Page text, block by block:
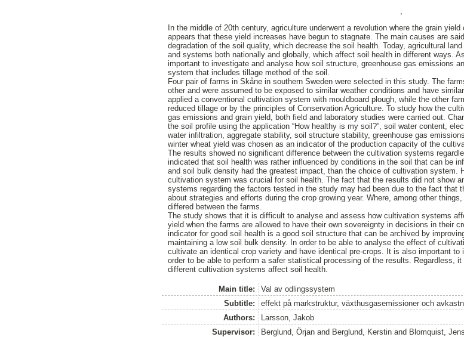
In the middle of 20th century, agriculture underwent a revolution where the grain
appears that these yield increases have begun to stagnate. The main causes are
degradation of the soil quality, which decrease the soil health. Today, agricultural
and systems both nationally and globally, which affect soil health in different ways.
important to investigate and analyse how soil structure, greenhouse gas emissions
system that includes tillage method of the soil.
Four pair of farms in Skåne in southern Sweden were selected in this study. The
other and were assumed to be exposed to similar weather conditions and have
applied a conventional cultivation system with mouldboard plough, while the other
reduced tillage or by the principles of Conservation Agriculture. To study how the
gas emissions and grain yield, both field and laboratory studies were carried out.
the soil profile using the application “How healthy is my soil?”, soil water content,
water infiltration, aggregate stability, soil structure stability, greenhouse gas
winter wheat yield was chosen as an indicator of the production capacity of the
The results showed no significant difference between the cultivation systems
indicated that soil health was rather influenced by conditions in the soil that can be
and soil bulk density had the greatest impact, than the choice of cultivation system.
cultivation system was crucial for soil health. The fact that the results did not show
systems regarding the factors tested in the study may had been due to the fact that
about strategies and efforts during the crop growing year. Where, among other
differed between the farms.
The study shows that it is difficult to analyse and assess how cultivation systems
yield when the farms are allowed to have their own sovereignty in decisions in their
indicator for good soil health is a good soil structure that can be archived by
maintaining a low soil bulk density. In order to be able to analyse the effect of
cultivate an identical crop variety and have identical pre-crops. It is also important
order to be able to perform a safer statistical processing of the results. Regardless,
different cultivation systems affect soil health.
Main title:
Val av odlingssystem
Subtitle:
effekt på markstruktur, växthusgasemissioner och
Authors:
Larsson, Jakob
Supervisor:
Berglund, Örjanand Berglund, Kerstinand Blomquist, Jens